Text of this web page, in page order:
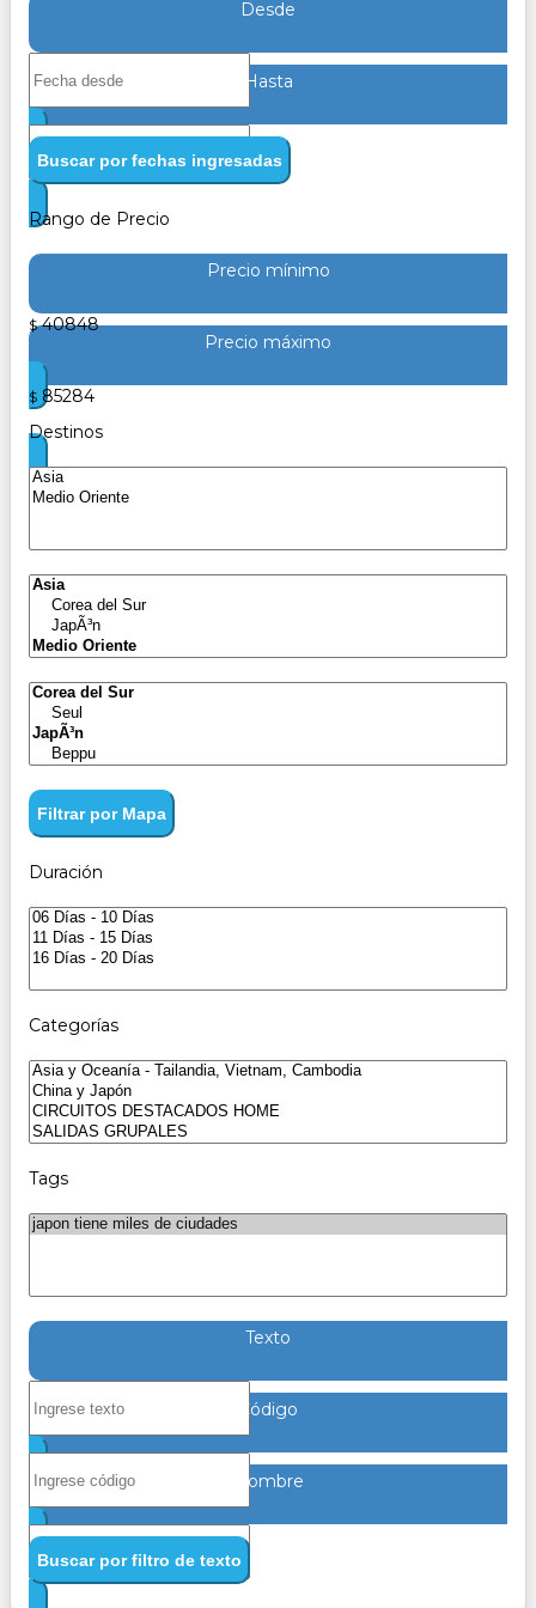
Desde
Hasta
Buscar por fechas ingresadas
Rango de Precio
Precio mínimo
$ 40848
Precio máximo
$ 85284
Destinos
Filtrar por Mapa
Duración
Categorías
Tags
Texto
Código
Nombre
Buscar por filtro de texto